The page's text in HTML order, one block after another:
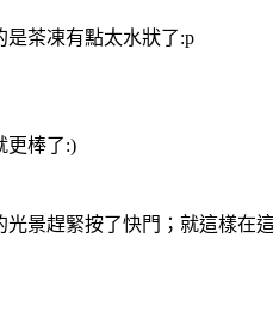
茶凍有點太水狀了:p
更棒了:)
景趕緊按了快門；就這樣在